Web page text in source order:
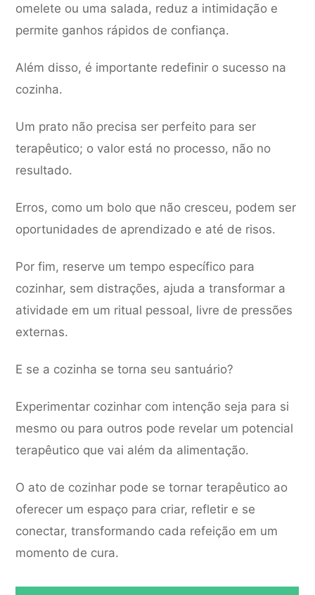
omelete ou uma salada, reduz a intimidação e
permite ganhos rápidos de confiança.
Além disso, é importante redefinir o sucesso na
cozinha.
Um prato não precisa ser perfeito para ser
terapêutico; o valor está no processo, não no
resultado.
Erros, como um bolo que não cresceu, podem ser
oportunidades de aprendizado e até de risos.
Por fim, reserve um tempo específico para
cozinhar, sem distrações, ajuda a transformar a
atividade em um ritual pessoal, livre de pressões
externas.
E se a cozinha se torna seu santuário?
Experimentar cozinhar com intenção seja para si
mesmo ou para outros pode revelar um potencial
terapêutico que vai além da alimentação.
O ato de cozinhar pode se tornar terapêutico ao
oferecer um espaço para criar, refletir e se
conectar, transformando cada refeição em um
momento de cura.